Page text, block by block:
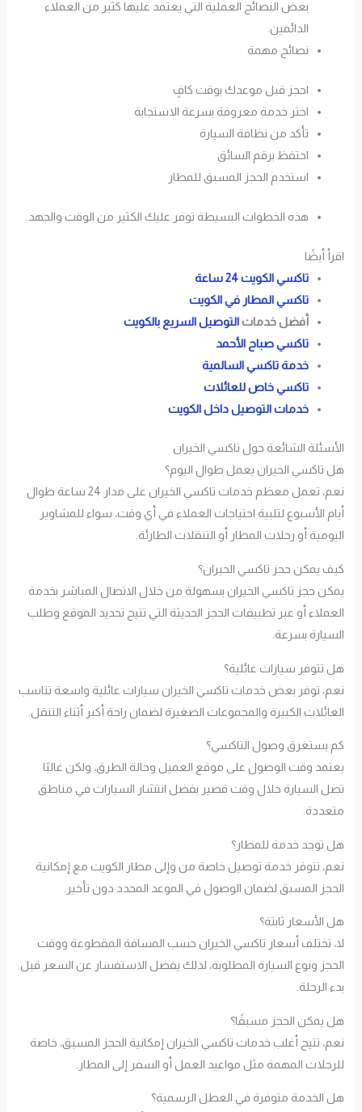
بعض النصائح العملية التي يعتمد عليها كثير من العملاء
الدائمين.
نصائح مهمة
احجز قبل موعدك بوقت كافٍ
اختر خدمة معروفة بسرعة الاستجابة
تأكد من نظافة السيارة
احتفظ برقم السائق
استخدم الحجز المسبق للمطار
هذه الخطوات البسيطة توفر عليك الكثير من الوقت والجهد.
اقرأ أيضًا
تاكسي الكويت 24 ساعة
تاكسي المطار في الكويت
أفضل خدماتالتوصيل السريع بالكويت
تاكسي صباح الأحمد
خدمة تاكسي السالمية
تاكسي خاص للعائلات
خدمات التوصيل داخل الكويت
الأسئلة الشائعة حول تاكسي الخيران
هل تاكسي الخيران يعمل طوال اليوم؟
نعم، تعمل معظم خدمات تاكسي الخيران على مدار 24 ساعة طوال
أيام الأسبوع لتلبية احتياجات العملاء في أي وقت، سواء للمشاوير
اليومية أو رحلات المطار أو التنقلات الطارئة.
كيف يمكن حجز تاكسي الخيران؟
يمكن حجز تاكسي الخيران بسهولة من خلال الاتصال المباشر بخدمة
العملاء أو عبر تطبيقات الحجز الحديثة التي تتيح تحديد الموقع وطلب
السيارة بسرعة.
هل تتوفر سيارات عائلية؟
نعم، توفر بعض خدمات تاكسي الخيران سيارات عائلية واسعة تناسب
العائلات الكبيرة والمجموعات الصغيرة لضمان راحة أكبر أثناء التنقل.
كم يستغرق وصول التاكسي؟
يعتمد وقت الوصول على موقع العميل وحالة الطرق، ولكن غالبًا
تصل السيارة خلال وقت قصير بفضل انتشار السيارات في مناطق
متعددة.
هل توجد خدمة للمطار؟
نعم، تتوفر خدمة توصيل خاصة من وإلى مطار الكويت مع إمكانية
الحجز المسبق لضمان الوصول في الموعد المحدد دون تأخير.
هل الأسعار ثابتة؟
لا، تختلف أسعار تاكسي الخيران حسب المسافة المقطوعة ووقت
الحجز ونوع السيارة المطلوبة، لذلك يفضل الاستفسار عن السعر قبل
بدء الرحلة.
هل يمكن الحجز مسبقًا؟
نعم، تتيح أغلب خدمات تاكسي الخيران إمكانية الحجز المسبق، خاصة
للرحلات المهمة مثل مواعيد العمل أو السفر إلى المطار.
هل الخدمة متوفرة في العطل الرسمية؟